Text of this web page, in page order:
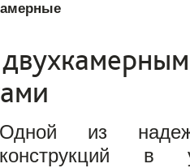
Одной из
конструкций в